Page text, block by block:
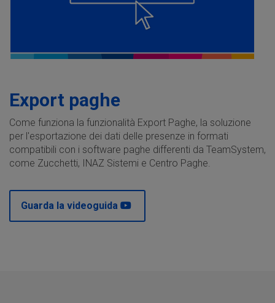
Export paghe
Come funziona la funzionalità Export Paghe, la soluzione
per l'esportazione dei dati delle presenze in formati
compatibili con i software paghe differenti da TeamSystem,
come Zucchetti, INAZ Sistemi e Centro Paghe.
Guarda la videoguida